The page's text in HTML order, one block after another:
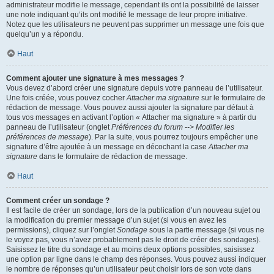
administrateur modifie le message, cependant ils ont la possibilité de laisser
une note indiquant qu’ils ont modifié le message de leur propre initiative.
Notez que les utilisateurs ne peuvent pas supprimer un message une fois que
quelqu’un y a répondu.
Haut
Comment ajouter une signature à mes messages ?
Vous devez d’abord créer une signature depuis votre panneau de l’utilisateur.
Une fois créée, vous pouvez cocherAttacher ma signature sur le formulaire de
rédaction de message. Vous pouvez aussi ajouter la signature par défaut à
tous vos messages en activant l’option « Attacher ma signature » à partir du
panneau de l’utilisateur (ongletPréférences du forum --> Modifier les
préférences de message). Par la suite, vous pourrez toujours empêcher une
signature d’être ajoutée à un message en décochant la caseAttacher ma
signature dans le formulaire de rédaction de message.
Haut
Comment créer un sondage ?
Il est facile de créer un sondage, lors de la publication d’un nouveau sujet ou
la modification du premier message d’un sujet (si vous en avez les
permissions), cliquez sur l’ongletSondage sous la partie message (si vous ne
le voyez pas, vous n’avez probablement pas le droit de créer des sondages).
Saisissez le titre du sondage et au moins deux options possibles, saisissez
une option par ligne dans le champ des réponses. Vous pouvez aussi indiquer
le nombre de réponses qu’un utilisateur peut choisir lors de son vote dans